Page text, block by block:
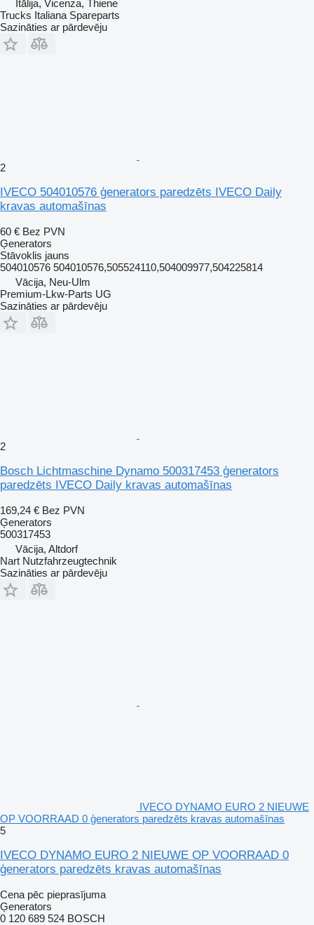
Itālija, Vicenza, Thiene
Trucks Italiana Spareparts
Sazināties ar pārdevēju
2
IVECO 504010576 ģenerators paredzēts IVECO Daily
kravas automašīnas
60 € Bez PVN
Ģenerators
Stāvoklis jauns
504010576 504010576,505524110,504009977,504225814
Vācija, Neu-Ulm
Premium-Lkw-Parts UG
Sazināties ar pārdevēju
2
Bosch Lichtmaschine Dynamo 500317453 ģenerators
paredzēts IVECO Daily kravas automašīnas
169,24 € Bez PVN
Ģenerators
500317453
Vācija, Altdorf
Nart Nutzfahrzeugtechnik
Sazināties ar pārdevēju
IVECO DYNAMO EURO 2 NIEUWE
OP VOORRAAD 0 ģenerators paredzēts kravas automašīnas
5
IVECO DYNAMO EURO 2 NIEUWE OP VOORRAAD 0
ģenerators paredzēts kravas automašīnas
Cena pēc pieprasījuma
Ģenerators
0 120 689 524 BOSCH